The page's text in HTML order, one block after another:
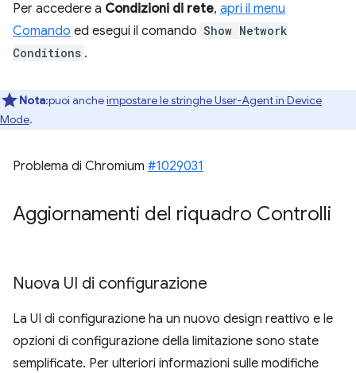
Per accedere a Condizioni di rete, apri il menu
Comando ed esegui il comando Show Network
Conditions .
Nota:puoi ancheimpostare le stringhe User-Agent in Device
Mode.
Problema di Chromium #1029031
Aggiornamenti del riquadro Controlli
Nuova UI di configurazione
La UI di configurazione ha un nuovo design reattivo e le
opzioni di configurazione della limitazione sono state
semplificate. Per ulteriori informazioni sulle modifiche